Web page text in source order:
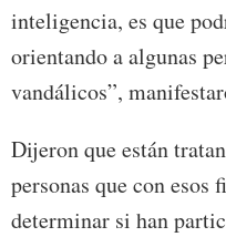
inteligencia, es que
orientando a algunas
vandálicos”,
Dijeron que están
personas que con esos
determinar si han